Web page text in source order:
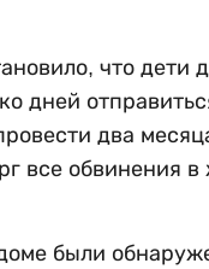
что дети
дней
два
все обвинения в
были